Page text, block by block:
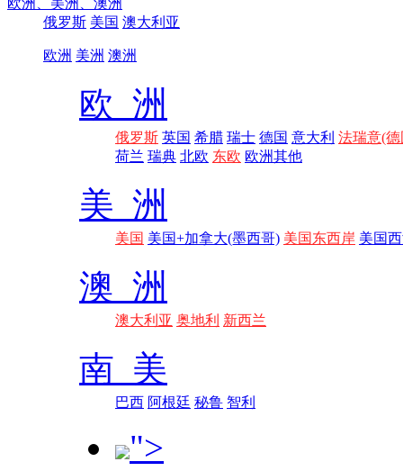
欧洲、 美洲、 澳洲
俄罗斯 美国 澳大利亚
欧洲 美洲 澳洲
欧 洲
俄罗斯 英国 希腊 瑞士 德国 意大利 法瑞意(德
荷兰 瑞典 北欧 东欧 欧洲其他
美 洲
美国 美国+加拿大(墨西哥) 美国东西岸 美国
澳 洲
澳大利亚 奥地利 新西兰
南 美
巴西 阿根廷 秘鲁 智利
">